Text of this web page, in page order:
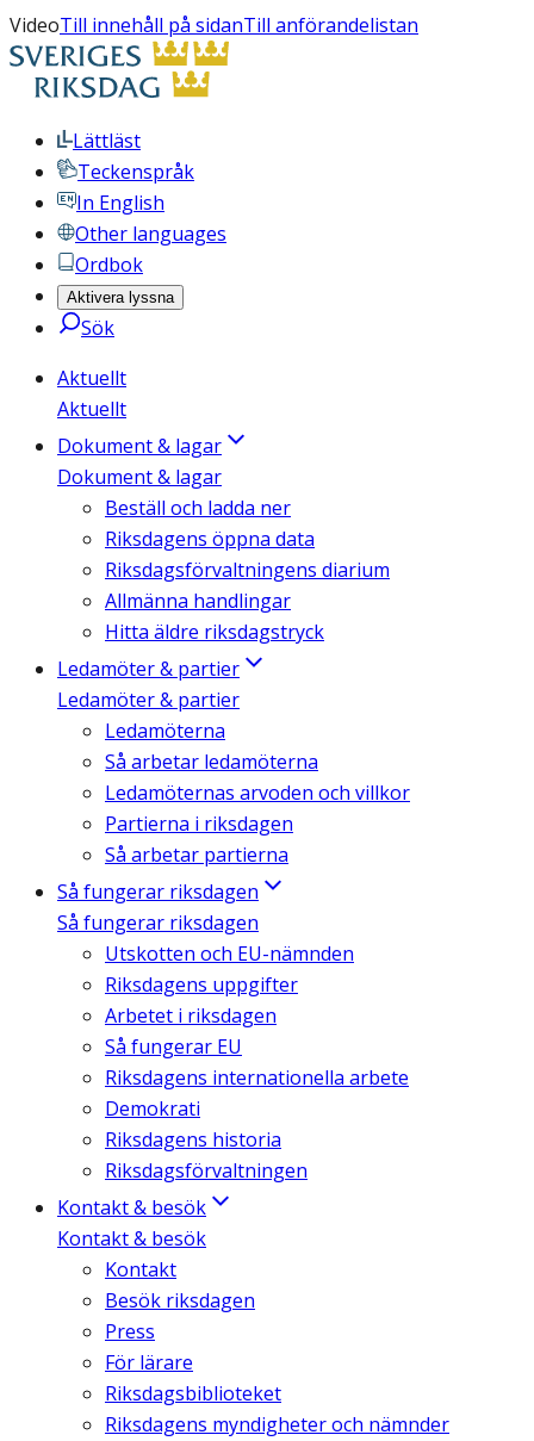
VideoTill innehåll på sidanTill anförandelistan
Lättläst
Teckenspråk
In English
Other languages
Ordbok
Aktivera lyssna
Sök
Aktuellt
Aktuellt
Dokument & lagar
Dokument & lagar
Beställ och ladda ner
Riksdagens öppna data
Riksdagsförvaltningens diarium
Allmänna handlingar
Hitta äldre riksdagstryck
Ledamöter & partier
Ledamöter & partier
Ledamöterna
Så arbetar ledamöterna
Ledamöternas arvoden och villkor
Partierna i riksdagen
Så arbetar partierna
Så fungerar riksdagen
Så fungerar riksdagen
Utskotten och EU-nämnden
Riksdagens uppgifter
Arbetet i riksdagen
Så fungerar EU
Riksdagens internationella arbete
Demokrati
Riksdagens historia
Riksdagsförvaltningen
Kontakt & besök
Kontakt & besök
Kontakt
Besök riksdagen
Press
För lärare
Riksdagsbiblioteket
Riksdagens myndigheter och nämnder